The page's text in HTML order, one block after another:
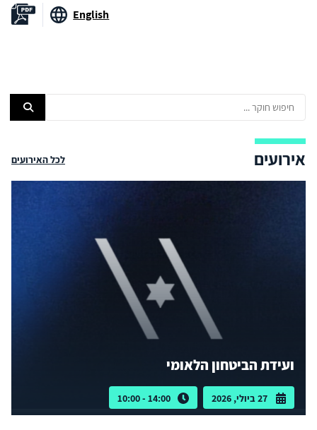
English
אירועים לכל האירועים
ועידת הביטחון הלאומי
27 ביולי, 2026 14:00 - 10:00